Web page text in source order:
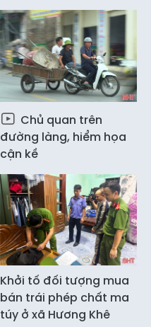
Chủ quan trên
đường làng, hiểm họa
cận kề
Khởi tố đối tượng mua
bán trái phép chất ma
túy ở xã Hương Khê